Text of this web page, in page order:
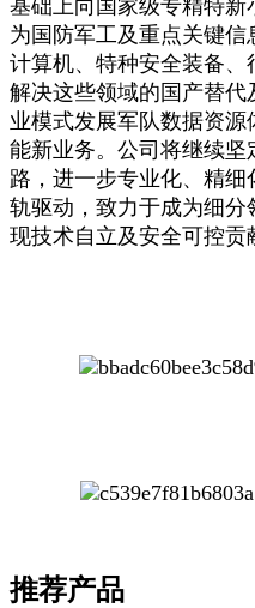
基础上向国家级专精特
为国防军工及重点关键
计算机、特种安全装备、
解决这些领域的国产替
业模式发展军队数据资
能新业务。公司将继续
路，进一步专业化、精
轨驱动，致力于成为细
现技术自立及安全可控贡
推荐产品